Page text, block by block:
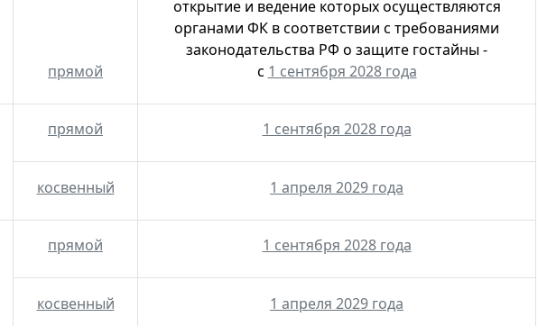
прямой
открытие и ведение которых осуществляются
органами ФК в соответствии с требованиями
законодательства РФ о защите гостайны -
с 1 сентября 2028 года
прямой 1 сентября 2028 года
косвенный 1 апреля 2029 года
прямой 1 сентября 2028 года
косвенный 1 апреля 2029 года